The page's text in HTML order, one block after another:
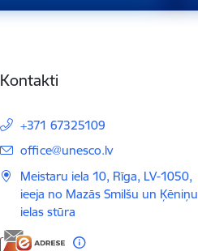
Kontakti
+371 67325109
E-pasts:
office@unesco.lv
Meistaru iela 10, Rīga, LV-1050,
ieeja no Mazās Smilšu un Ķēniņu
ielas stūra